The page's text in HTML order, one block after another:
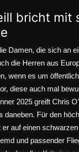
bricht mit
Damen, die sich an
die Herren aus
wenn es um
diese auch mal
2025 greift Chris
daneben. Für den
auf einen
und passender